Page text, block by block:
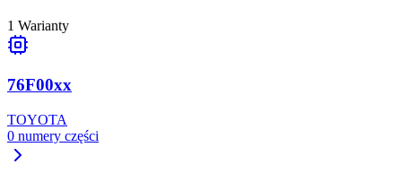
1 Warianty
76F00xx
TOYOTA
0 numery części